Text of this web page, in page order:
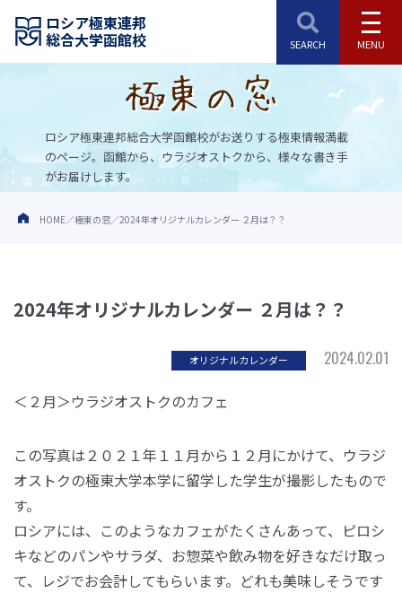
ロシア極東連邦
総合大学函館校
ロシア極東連邦総合大学函館校がお送りする極東情報満載
のページ。 函館から、ウラジオストクから、様々な書き手
がお届けします。
HOME 極東の窓 2024年オリジナルカレンダー ２月は？？
2024年オリジナルカレンダー ２月は？？
オリジナルカレンダー
2024.02.01
＜２月＞ウラジオストクのカフェ
この写真は２０２１年１１月から１２月にかけて、ウラジ
オストクの極東大学本学に留学した学生が撮影したもので
す。
ロシアには、このようなカフェがたくさんあって、ピロシ
キなどのパンやサラダ、お惣菜や飲み物を好きなだけ取っ
て、レジでお会計してもらいます。どれも美味しそうです